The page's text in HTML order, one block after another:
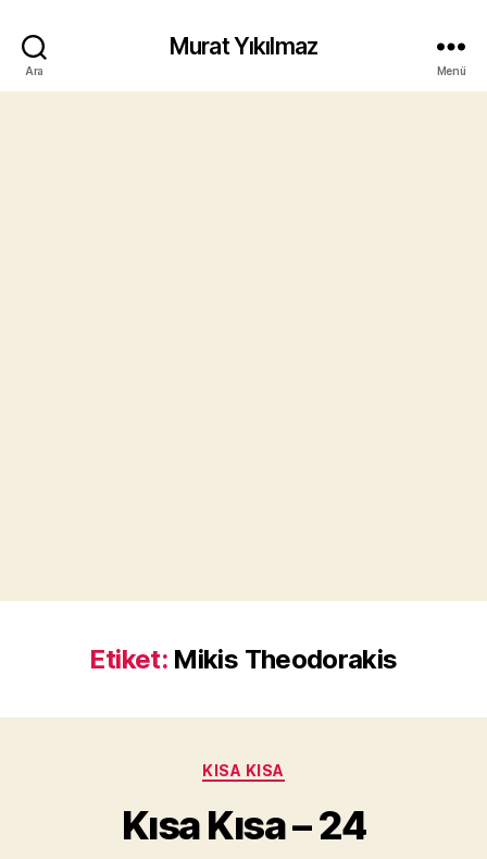
Ara
Murat Yıkılmaz
Menü
Etiket: Mikis Theodorakis
Kategoriler
KISA KISA
Kısa Kısa – 24
a
u